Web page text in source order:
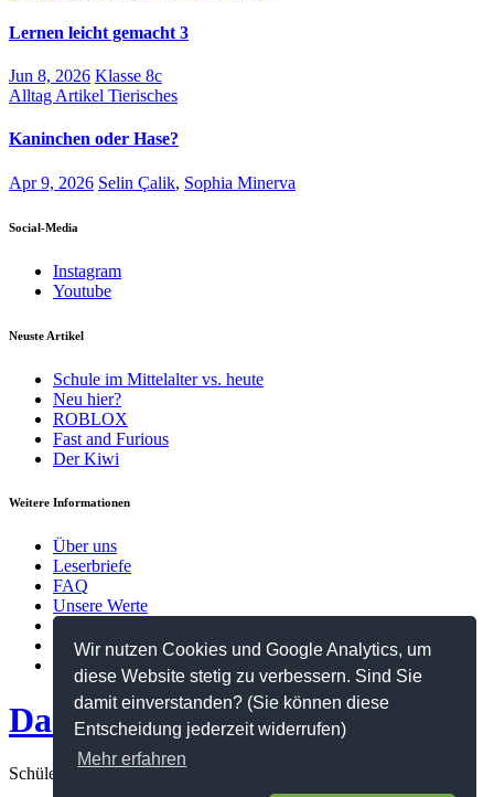
Wir nutzen Cookies und Google Analytics, um
diese Website stetig zu verbessern. Sind Sie
damit einverstanden? (Sie können diese
Entscheidung jederzeit widerrufen)
Mehr erfahren
Lernen leicht gemacht 3
Jun 8, 2026 Klasse 8c
Alltag Artikel Tierisches
Kaninchen oder Hase?
Apr 9, 2026 Selin Çalik, Sophia Minerva
Social-Media
Instagram
Youtube
Neuste Artikel
Schule im Mittelalter vs. heute
Neu hier?
ROBLOX
Fast and Furious
Der Kiwi
Weitere Informationen
Über uns
Leserbriefe
FAQ
Unsere Werte
Kontakt
Datenschutzerklärung
Impressum
Das Netz
Schülerzeitung des Hanns-Seidel-Gymnasiums